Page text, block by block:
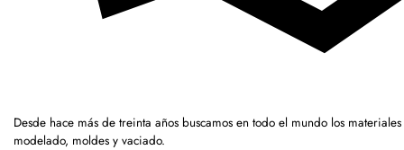
Desde hace más de treinta años buscamos en todo el mundo los
modelado, moldes y vaciado.